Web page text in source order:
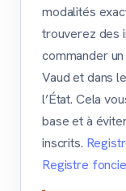
modalités
trouverez des
commander
Vaud et dans
l’État. Cela
base et à
inscrits.
Registre